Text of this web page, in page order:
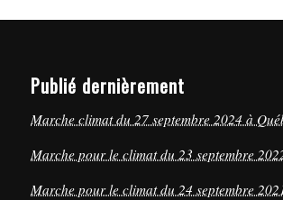
Publié dernièrement
Marche climat du 27 septembre 2024 à
Marche pour le climat du 23 septembre
Marche pour le climat du 24 septembre